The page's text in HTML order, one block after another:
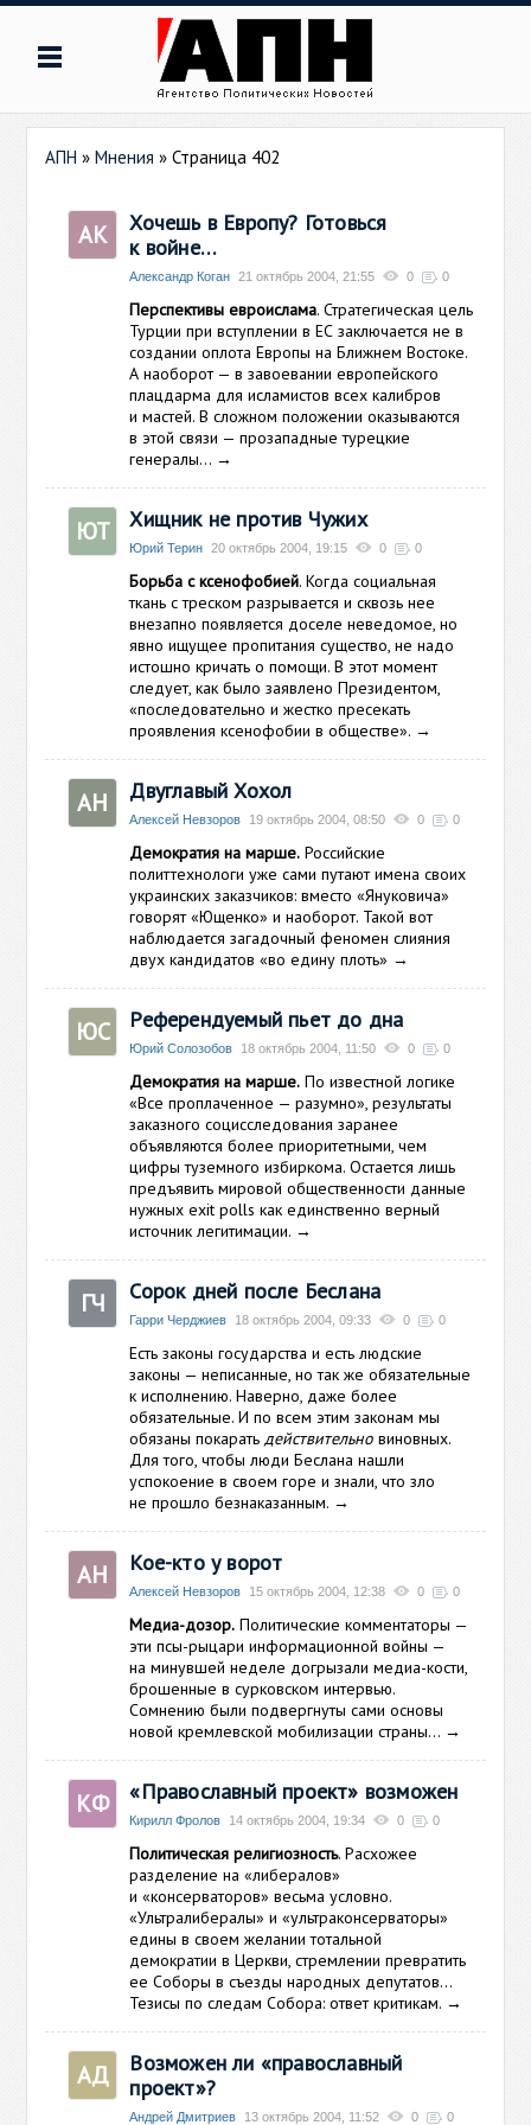
АПН »Мнения » Страница 402
АК
Хочешь в Европу? Готовься
к войне…
Александр Коган 21 октябрь 2004, 21:55 0 0
Перспективы евроислама. Стратегическая цель
Турции при вступлении в ЕС заключается не в
создании оплота Европы на Ближнем Востоке.
А наоборот — в завоевании европейского
плацдарма для исламистов всех калибров
и мастей. В сложном положении оказываются
в этой связи — прозападные турецкие
генералы… →
ЮТ Хищник не против Чужих
Юрий Терин 20 октябрь 2004, 19:15 0 0
Борьба с ксенофобией. Когда социальная
ткань с треском разрывается и сквозь нее
внезапно появляется доселе неведомое, но
явно ищущее пропитания существо, не надо
истошно кричать о помощи. В этот момент
следует, как было заявлено Президентом,
«последовательно и жестко пресекать
проявления ксенофобии в обществе». →
АН Двуглавый Хохол
Алексей Невзоров 19 октябрь 2004, 08:50 0 0
Демократия на марше. Российские
политтехнологи уже сами путают имена своих
украинских заказчиков: вместо «Януковича»
говорят «Ющенко» и наоборот. Такой вот
наблюдается загадочный феномен слияния
двух кандидатов «во едину плоть» →
ЮС Референдуемый пьет до дна
Юрий Солозобов 18 октябрь 2004, 11:50 0 0
Демократия на марше. По известной логике
«Все проплаченное — разумно», результаты
заказного социсследования заранее
объявляются более приоритетными, чем
цифры туземного избиркома. Остается лишь
предъявить мировой общественности данные
нужных exit polls как единственно верный
источник легитимации. →
ГЧ Сорок дней после Беслана
Гарри Черджиев 18 октябрь 2004, 09:33 0 0
Есть законы государства и есть людские
законы — неписанные, но так же обязательные
к исполнению. Наверно, даже более
обязательные. И по всем этим законам мы
обязаны покаратьдействительно виновных.
Для того, чтобы люди Беслана нашли
успокоение в своем горе и знали, что зло
не прошло безнаказанным. →
АН Кое-кто у ворот
Алексей Невзоров 15 октябрь 2004, 12:38 0 0
Медиа-дозор. Политические комментаторы —
эти псы-рыцари информационной войны —
на минувшей неделе догрызали медиа-кости,
брошенные в сурковском интервью.
Сомнению были подвергнуты сами основы
новой кремлевской мобилизации страны… →
КФ «Православный проект» возможен
Кирилл Фролов 14 октябрь 2004, 19:34 0 0
Политическая религиозность. Расхожее
разделение на «либералов»
и «консерваторов» весьма условно.
«Ультралибералы» и «ультраконсерваторы»
едины в своем желании тотальной
демократии в Церкви, стремлении превратить
ее Соборы в съезды народных депутатов…
Тезисы по следам Собора: ответ критикам. →
АД
Возможен ли «православный
проект»?
Андрей Дмитриев 13 октябрь 2004, 11:52 0 0